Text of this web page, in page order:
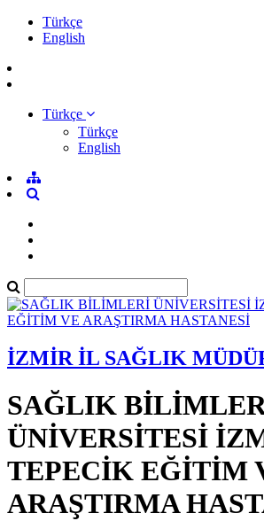
Türkçe
English
Türkçe
Türkçe
English
İZMİR İL SAĞLIK
SAĞLIK
ÜNİVERSİTESİ
TEPECİK EĞİTİM
ARAŞTIRMA